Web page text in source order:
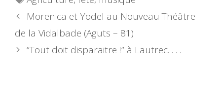
Morenica et Yodel au Nouveau Théâtre
de la Vidalbade (Aguts – 81)
“Tout doit disparaitre !” à Lautrec. . . .